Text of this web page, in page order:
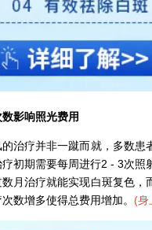
影响照光费用
疗并非一蹴而就，多数患
初期需要每周进行2 - 3次照
月治疗就能实现白斑复色
数增多使得总费用增加。 (身